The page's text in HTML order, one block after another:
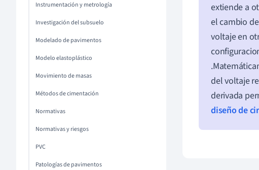
Instrumentación y metrología
Investigación del subsuelo
Modelado de pavimentos
Modelo elastoplástico
Movimiento de masas
Métodos de cimentación
Normativas
Normativas y riesgos
PVC
Patologías de pavimentos
extiende a
el cambio
voltaje en
del voltaje
derivada
diseño de